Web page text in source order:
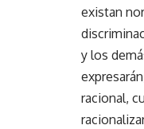
existan
y los
racional,